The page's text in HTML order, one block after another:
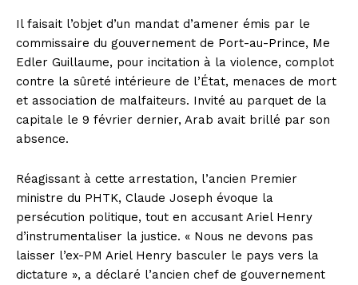
Il faisait l’objet d’un mandat d’amener émis par le
commissaire du gouvernement de Port-au-Prince, Me
Edler Guillaume, pour incitation à la violence, complot
contre la sûreté intérieure de l’État, menaces de mort
et association de malfaiteurs. Invité au parquet de la
capitale le 9 février dernier, Arab avait brillé par son
absence.
Réagissant à cette arrestation, l’ancien Premier
ministre du PHTK, Claude Joseph évoque la
persécution politique, tout en accusant Ariel Henry
d’instrumentaliser la justice. « Nous ne devons pas
laisser l’ex-PM Ariel Henry basculer le pays vers la
dictature », a déclaré l’ancien chef de gouvernement